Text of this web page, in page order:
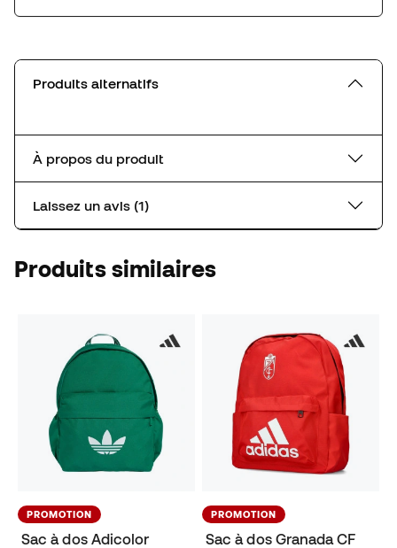
Produits alternatifs
À propos du produit
Laissez un avis (1)
Produits similaires
PROMOTION
Sac à dos Adicolor
PROMOTION
Sac à dos Granada CF